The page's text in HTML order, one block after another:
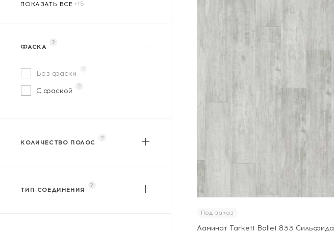
ПОКАЗАТЬ ВСЕ
ФАСКА
?
Без фаски
?
С фаской
?
КОЛИЧЕСТВО ПОЛОС
?
Трехполосный
ТИП СОЕДИНЕНИЯ
?
Под заказ
Ламинат Tarkett Ballet 833 Сильфида